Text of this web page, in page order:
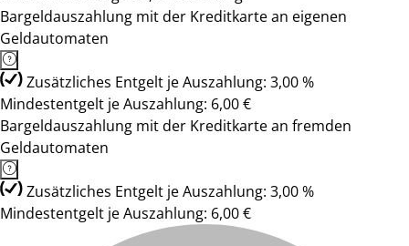
Bargeldauszahlung mit der Kreditkarte an eigenen
Geldautomaten
Zusätzliches Entgelt je Auszahlung: 3,00 %
Mindestentgelt je Auszahlung: 6,00 €
Bargeldauszahlung mit der Kreditkarte an fremden
Geldautomaten
Zusätzliches Entgelt je Auszahlung: 3,00 %
Mindestentgelt je Auszahlung: 6,00 €